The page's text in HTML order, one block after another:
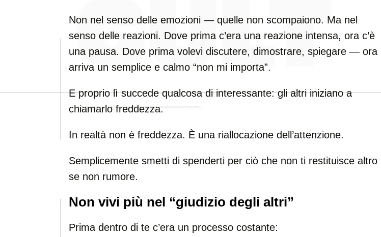
Non nel senso delle emozioni — quelle non scompaiono. Ma nel
senso delle reazioni. Dove prima c’era una reazione intensa, ora c’è
una pausa. Dove prima volevi discutere, dimostrare, spiegare — ora
arriva un semplice e calmo “non mi importa”.
E proprio lì succede qualcosa di interessante: gli altri iniziano a
chiamarlo freddezza.
In realtà non è freddezza. È una riallocazione dell’attenzione.
Semplicemente smetti di spenderti per ciò che non ti restituisce altro
se non rumore.
Non vivi più nel “giudizio degli altri”
Prima dentro di te c’era un processo costante: